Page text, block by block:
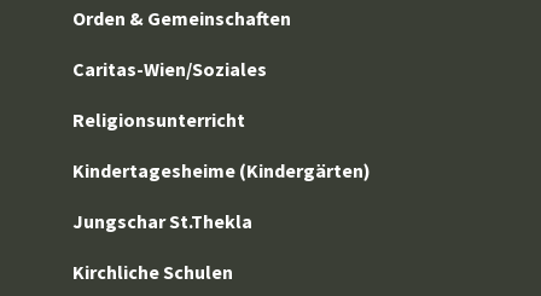
Orden & Gemeinschaften
Caritas-Wien/Soziales
Religionsunterricht
Kindertagesheime (Kindergärten)
Jungschar St.Thekla
Kirchliche Schulen